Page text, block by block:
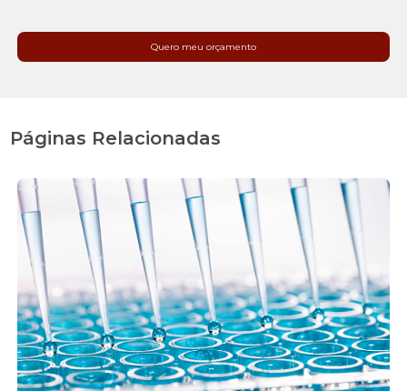
Quero meu orçamento
Páginas Relacionadas